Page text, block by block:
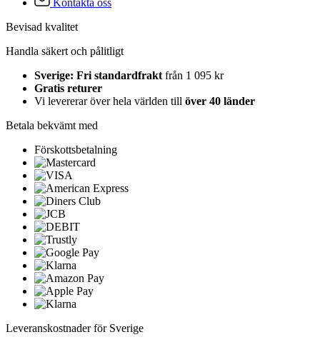
Bevisad kvalitet
Handla säkert och pålitligt
Sverige: Fri standardfrakt från 1 095 kr
Gratis returer
Vi levererar över hela världen till över 40 länder
Betala bekvämt med
Förskottsbetalning
Leveranskostnader för Sverige